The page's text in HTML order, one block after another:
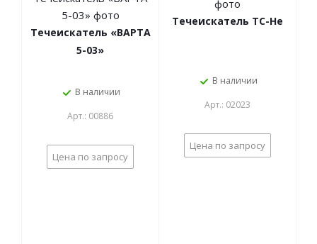
Течеискатель «ВАРТА
5-03»
В наличии
Арт.: 00886
Цена по запросу
Течеискатель ТС-Не
В наличии
Арт.: 02023
Цена по запросу